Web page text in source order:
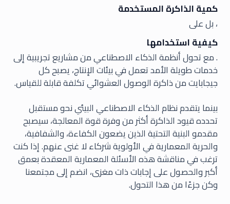
كمية الذاكرة المستخدمة
، بل على
كيفية استخدامها
. مع تحول أنظمة الذكاء الاصطناعي من مشاريع تجريبية إلى
خدمات طويلة الأمد تعمل في بيئات الإنتاج، يصبح كل
جيجابايت من ذاكرة الوصول العشوائي تكلفة قابلة للقياس.
بينما يتقدم نظام الذكاء الاصطناعي البيئي نحو مستقبل
تحدده قيود الذاكرة أكثر من وفرة قوة المعالجة، سيصبح
مقدمو البنية التحتية الذين يضعون الكفاءة، والشفافية،
والحرية المعمارية في الأولوية شركاء لا غنى عنهم. إذا كنت
ترغب في مناقشة هذه الأسئلة المعمارية المعقدة بعمق
أكبر والحصول على إجابات ذات مغزى، انضم إلى مجتمعنا
وكن جزءًا من هذا التحول.